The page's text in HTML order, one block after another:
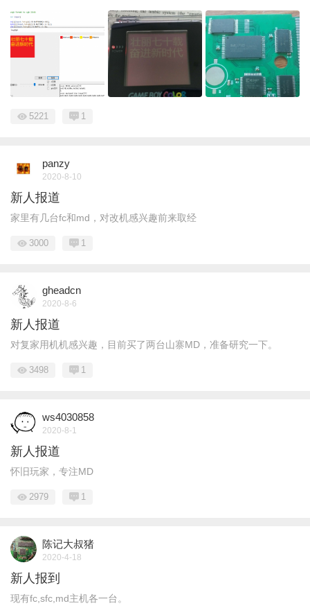
5221 1
panzy
2020-8-10
新人报道
家里有几台fc和md，对改机感兴趣前来取经
3000 1
gheadcn
2020-8-6
新人报道
对复家用机机感兴趣，目前买了两台山寨MD，准备研究一下。
3498 1
ws4030858
2020-8-1
新人报道
怀旧玩家，专注MD
2979 1
陈记大叔猪
2020-4-18
新人报到
现有fc,sfc,md主机各一台。